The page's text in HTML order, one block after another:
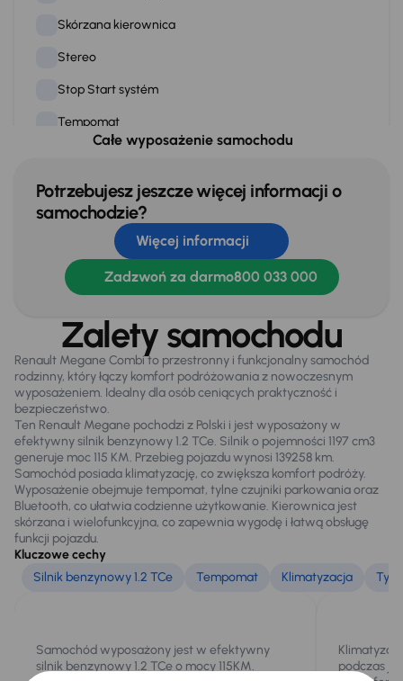
Skórzana kierownica
Stereo
Stop Start systém
Tempomat
Zamek centralny
Na zewnątrz
Dzienne swiatla LED
Relingi dachowe
Światła przeciwmgielne
Extra
Tylne czujniki parkowania
Infotainment
Bluetooth
Airbag
Całe wyposażenie samochodu
Potrzebujesz jeszcze więcej informacji o
samochodzie?
Więcej informacji
Zadzwoń za darmo800 033 000
Zalety samochodu
Renault Megane Combi to przestronny i funkcjonalny samochód
rodzinny, który łączy komfort podróżowania z nowoczesnym
wyposażeniem. Idealny dla osób ceniących praktyczność i
bezpieczeństwo.
Ten Renault Megane pochodzi z Polski i jest wyposażony w
efektywny silnik benzynowy 1.2 TCe. Silnik o pojemności 1197 cm3
generuje moc 115 KM. Przebieg pojazdu wynosi 139258 km.
Samochód posiada klimatyzację, co zwiększa komfort podróży.
Wyposażenie obejmuje tempomat, tylne czujniki parkowania oraz
Bluetooth, co ułatwia codzienne użytkowanie. Kierownica jest
skórzana i wielofunkcyjna, co zapewnia wygodę i łatwą obsługę
funkcji pojazdu.
Kluczowe cechy
Silnik benzynowy 1.2 TCe
Tempomat Klimatyzacja
Samochód wyposażony jest w efektywny
silnik benzynowy 1.2 TCe o mocy 115KM.
podczas